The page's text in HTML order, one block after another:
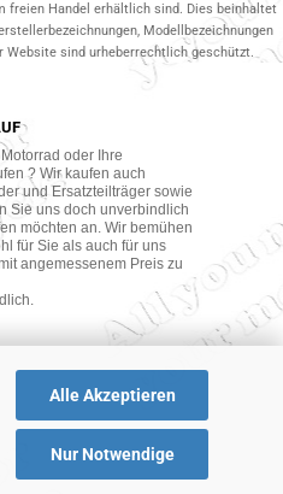
Alle Akzeptieren
Nur Notwendige
freien Handel erhältlich sind. Dies beinhaltet
Modellbezeichnungen
Website sind urheberrechtlich geschützt.
oder Ihre
? Wir kaufen auch
und Ersatzteilträger sowie
Sie uns doch unverbindlich
möchten an. Wir bemühen
für Sie als auch für uns
angemessenem Preis zu